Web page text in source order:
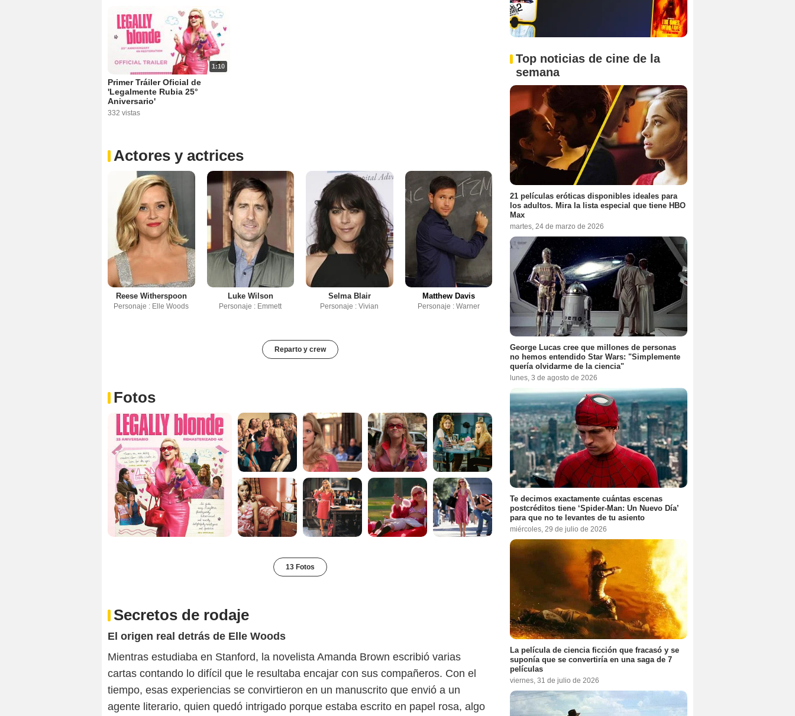
1:10
Primer Tráiler Oficial de
'Legalmente Rubia 25°
Aniversario'
332 vistas
Actores y actrices
Reese Witherspoon
Personaje : Elle Woods
Luke Wilson
Personaje : Emmett
Selma Blair
Personaje : Vivian
Matthew Davis
Personaje : Warner
Reparto y crew
Fotos
13 Fotos
Secretos de rodaje
El origen real detrás de Elle Woods
Mientras estudiaba en Stanford, la novelista Amanda Brown escribió varias
cartas contando lo difícil que le resultaba encajar con sus compañeros. Con el
tiempo, esas experiencias se convirtieron en un manuscrito que envió a un
agente literario, quien quedó intrigado porque estaba escrito en papel rosa, algo
Top noticias de cine de la
semana
21 películas eróticas disponibles ideales para
los adultos. Mira la lista especial que tiene HBO
Max
martes, 24 de marzo de 2026
George Lucas cree que millones de personas
no hemos entendido Star Wars: "Simplemente
quería olvidarme de la ciencia"
lunes, 3 de agosto de 2026
Te decimos exactamente cuántas escenas
postcréditos tiene ‘Spider-Man: Un Nuevo Día’
para que no te levantes de tu asiento
miércoles, 29 de julio de 2026
La película de ciencia ficción que fracasó y se
suponía que se convertiría en una saga de 7
películas
viernes, 31 de julio de 2026